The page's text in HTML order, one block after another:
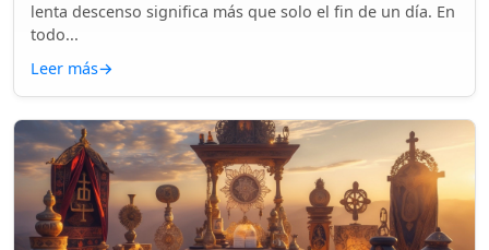
lenta descenso significa más que solo el fin de un día. En
todo...
Leer más→